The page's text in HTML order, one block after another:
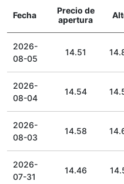
Fecha
Precio de
apertura
2026-
08-05
14.51
2026-
08-04
14.54
2026-
08-03
14.58
2026-
07-31
14.46